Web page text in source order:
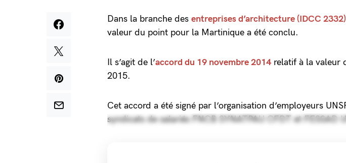
Dans la branche des entreprises d’architecture (IDCC 2332)
valeur du point pour la Martinique a été conclu.
Il s’agit de l’accord du 19 novembre 2014relatif à la valeur
2015.
Cet accord a été signé par l’organisation d’employeurs
syndicats de salariés FNCB SYNATPAU CFDT et FESSAD